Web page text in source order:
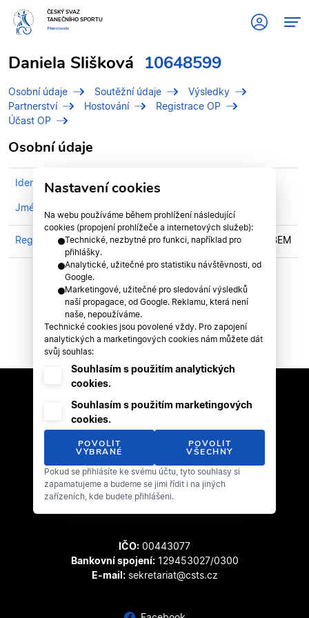
ČESKÝ SVAZ
TANEČNÍHO SPORTU
#tanciscsts
Daniela Slišková 10648599
Osobní údaje Soutěžní údaje
Výsledky
Partnerství
Hostování
Registrace OP
Účast OP
Osobní údaje
Identifikační číslo (IDT)
Jméno
Registrován v klubu STK GEBERT ÚSTÍ NAD LABEM
Český svaz tanečního sportu
Zátopkova 100/2
169 00 Praha 6 - Břevnov
IČO: 00443077
Bankovní spojení:129453027/0300
E-mail:sekretariat@csts.cz
Nastavení cookies
Na webu používáme během prohlížení následující
cookies (propojení prohlížeče a internetových služeb):
Technické, nezbytné pro funkci, například pro
přihlášky.
Analytické, užitečné pro statistiku návštěvnosti, od
Google.
Marketingové, užitečné pro sledování výsledků
naší propagace, od Google. Reklamu, která není
naše, nepoužíváme.
Technické cookies jsou povolené vždy. Pro zapojení
analytických a marketingových cookies nám můžete dát
svůj souhlas:
Souhlasím s použitím analytických
cookies.
Souhlasím s použitím marketingových
cookies.
POVOLIT
VYBRANÉ
POVOLIT
VŠECHNY
Pokud se přihlásíte ke svému účtu, tyto souhlasy si
zapamatujeme a budeme se jimi řídit i na jiných
zařízeních, kde budete přihlášeni.